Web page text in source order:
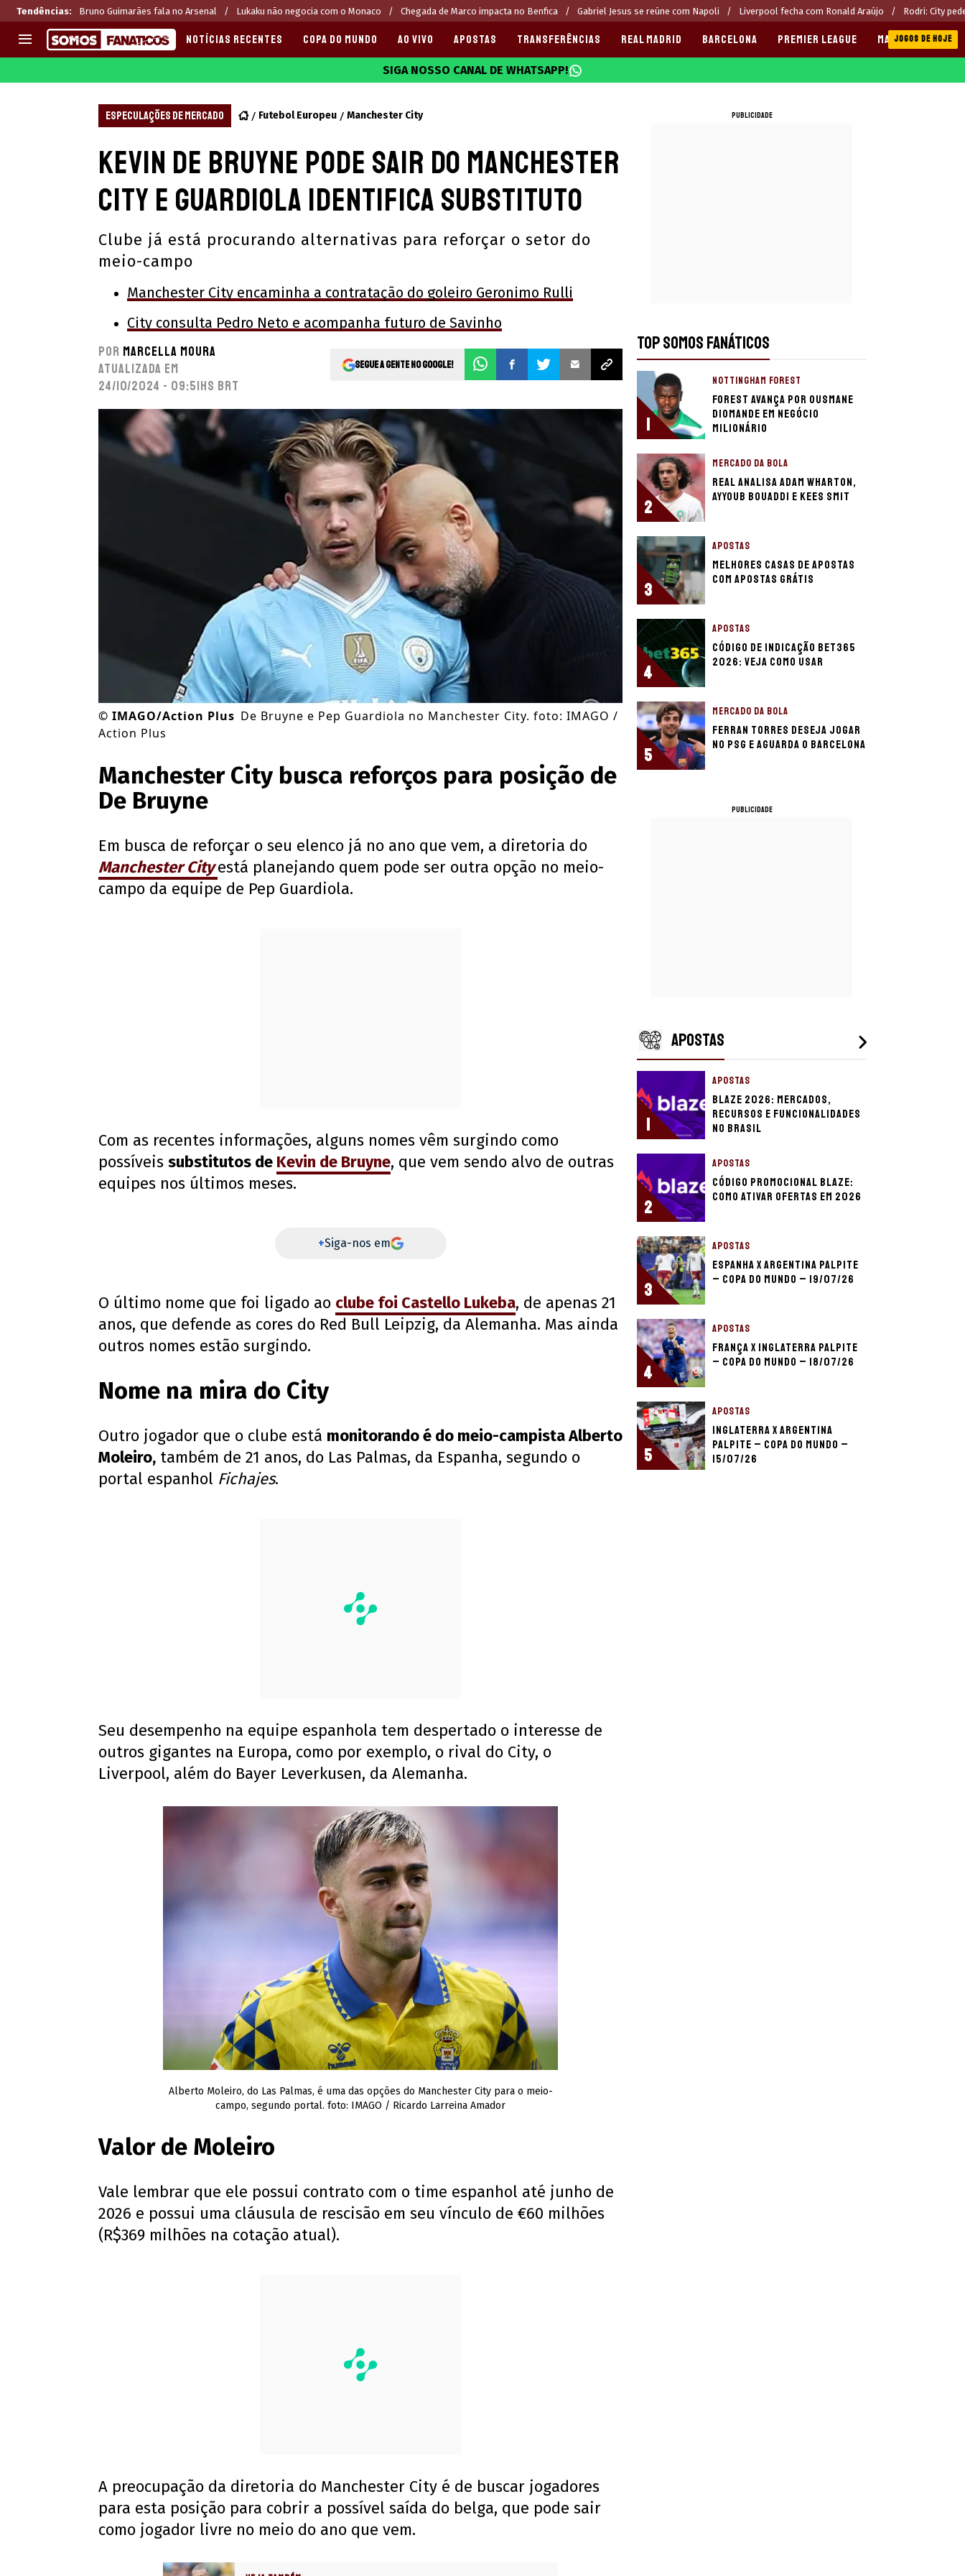
Tendências: Bruno Guimarães fala no Arsenal Lukaku não negocia com o Monaco Chegada de Marco impacta no Benfica Gabriel Jesus se reúne com Napoli Liverpool fecha com Ronald Araújo Rodri: City
CHAMPIONS LEAGUE
PREMIER LEAGUE
LIGA PORTUGUESA
EUROPA LEAGUE
Melhores sites de apostas 2025
Últimas
CASAS DE APOSTAS
CÓDIGOS e OFERTAS
APPS
NOTÍCIAS RECENTES COPA DO MUNDO AO VIVO APOSTAS TRANSFERÊNCIAS REAL MADRID BARCELONA PREMIER LEAGUE MANCHESTER CITY
JOGOS DE HOJE
SIGA NOSSO CANAL DE WHATSAPP!
ESPECULAÇÕES DE MERCADO Futebol Europeu Manchester City
Kevin De Bruyne pode sair do Manchester
City e Guardiola identifica substituto
Clube já está procurando alternativas para reforçar o setor do
meio-campo
Manchester City encaminha a contratação do goleiro Geronimo Rulli
City consulta Pedro Neto e acompanha futuro de Savinho
Por Marcella Moura
Atualizada em
24/10/2024 - 09:51hs BRT
Segue a gente no Google!
© IMAGO/Action Plus De Bruyne e Pep Guardiola no Manchester City. foto: IMAGO /
Action Plus
Manchester City busca reforços para posição de
De Bruyne
Em busca de reforçar o seu elenco já no ano que vem, a diretoria do
Manchester Cityestá planejando quem pode ser outra opção no meio-
campo da equipe de Pep Guardiola.
Com as recentes informações, alguns nomes vêm surgindo como
possíveis substitutos de Kevin de Bruyne, que vem sendo alvo de outras
equipes nos últimos meses.
+Siga-nos em
O último nome que foi ligado ao clube foi Castello Lukeba, de apenas 21
anos, que defende as cores do Red Bull Leipzig, da Alemanha. Mas ainda
outros nomes estão surgindo.
Nome na mira do City
Outro jogador que o clube está monitorando é do meio-campista Alberto
Moleiro, também de 21 anos, do Las Palmas, da Espanha, segundo o
portal espanhol Fichajes.
Seu desempenho na equipe espanhola tem despertado o interesse de
outros gigantes na Europa, como por exemplo, o rival do City, o
Liverpool, além do Bayer Leverkusen, da Alemanha.
Alberto Moleiro, do Las Palmas, é uma das opções do Manchester City para o meio-
campo, segundo portal. foto: IMAGO / Ricardo Larreina Amador
Valor de Moleiro
Vale lembrar que ele possui contrato com o time espanhol até junho de
2026 e possui uma cláusula de rescisão em seu vínculo de €60 milhões
(R$369 milhões na cotação atual).
A preocupação da diretoria do Manchester City é de buscar jogadores
para esta posição para cobrir a possível saída do belga, que pode sair
como jogador livre no meio do ano que vem.
PUBLICIDADE
TOP SOMOS FANÁTICOS
1
NOTTINGHAM FOREST
Forest avança por Ousmane
Diomande em negócio
milionário
2
MERCADO DA BOLA
Real analisa Adam Wharton,
Ayyoub Bouaddi e Kees Smit
3
APOSTAS
Melhores casas de apostas
com apostas grátis
4
APOSTAS
Código de indicação bet365
2026: Veja como usar
5
MERCADO DA BOLA
Ferran Torres deseja jogar
no PSG e aguarda o Barcelona
PUBLICIDADE
APOSTAS
1
APOSTAS
Blaze 2026: mercados,
recursos e funcionalidades
no Brasil
2
APOSTAS
Código promocional Blaze:
como ativar ofertas em 2026
3
APOSTAS
Espanha x Argentina palpite
– Copa do Mundo – 19/07/26
4
APOSTAS
França x Inglaterra palpite
– Copa do Mundo – 18/07/26
5
APOSTAS
Inglaterra x Argentina
palpite – Copa do Mundo –
15/07/26